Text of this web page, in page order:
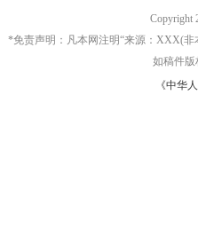
Copyright
*免责声明：凡本网注明“来源：XXX(
如稿件版
《中华